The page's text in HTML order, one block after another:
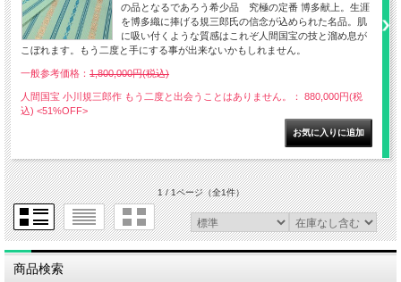
の品となるであろう希少品 究極の定番 博多献上。生涯
を博多織に捧げる規三郎氏の信念が込められた名品。肌
に吸い付くような質感はこれぞ人間国宝の技と溜め息が
こぼれます。もう二度と手にする事が出来ないかもしれません。
一般参考価格： 1,800,000円(税込)
人間国宝 小川規三郎作 もう二度と出会うことはありません。： 880,000円(税
込) <51%OFF>
1 / 1ページ（全1件）
商品検索